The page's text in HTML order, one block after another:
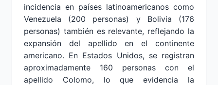
incidencia en países latinoamericanos como
Venezuela (200 personas) y Bolivia (176
personas) también es relevante, reflejando la
expansión del apellido en el continente
americano. En Estados Unidos, se registran
aproximadamente 160 personas con el
apellido Colomo, lo que evidencia la